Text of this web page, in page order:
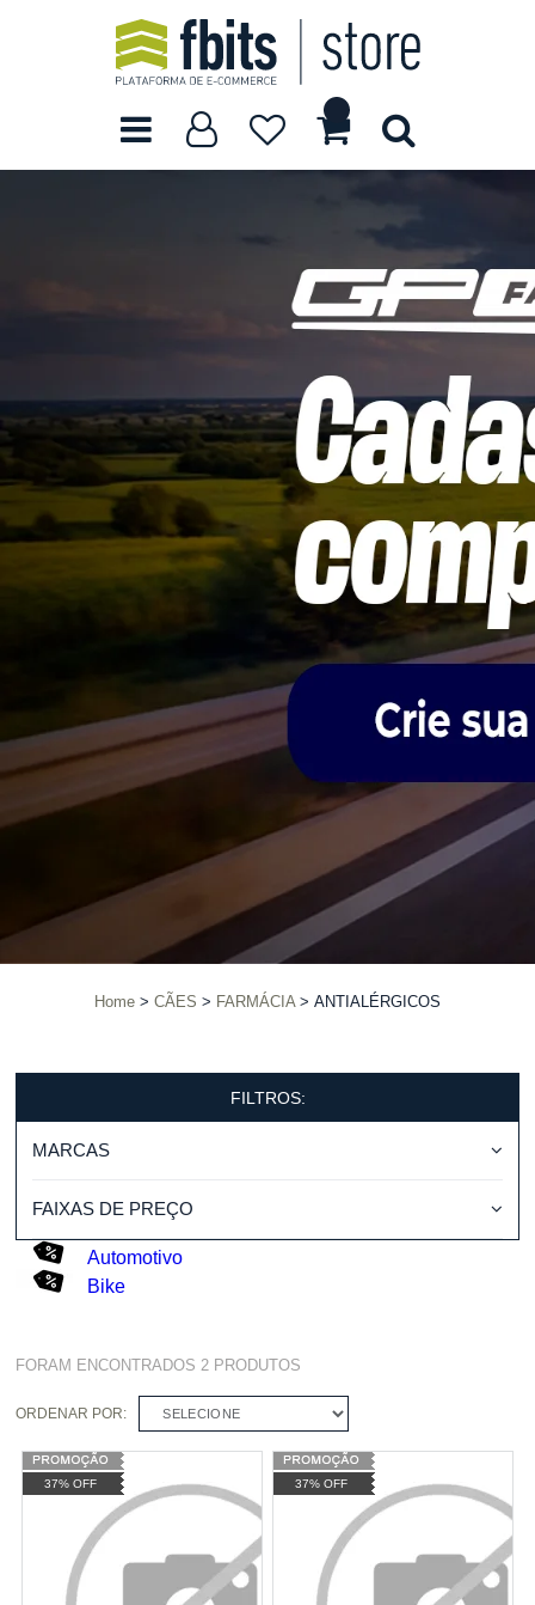
Home CÃES FARMÁCIA ANTIALÉRGICOS
FILTROS:
MARCAS
FAIXAS DE PREÇO
Automotivo
Bike
FORAM ENCONTRADOS2 PRODUTOS
ORDENAR POR: SELECIONE
37% OFF 37% OFF